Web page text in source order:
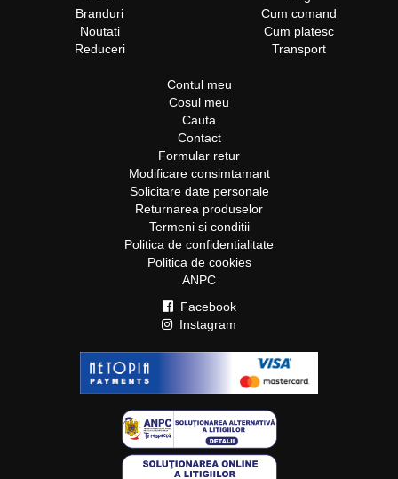
Branduri
Noutati
Reduceri
Cum comand
Cum platesc
Transport
Contul meu
Cosul meu
Cauta
Contact
Formular retur
Modificare consimtamant
Solicitare date personale
Returnarea produselor
Termeni si conditii
Politica de confidentialitate
Politica de cookies
ANPC
Facebook
Instagram